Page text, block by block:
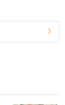
くいられる
しています!